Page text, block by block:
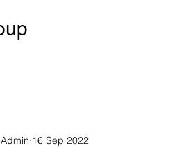
16 Sep 2022